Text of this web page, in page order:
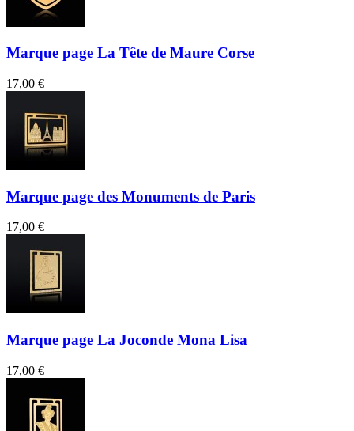
Marque page La Tête de Maure Corse
17,00 €
Marque page des Monuments de Paris
17,00 €
Marque page La Joconde Mona Lisa
17,00 €